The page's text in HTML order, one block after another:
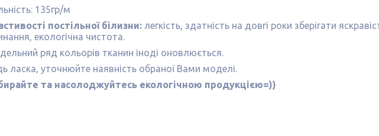
135гр/м
постільної білизни: легкість, здатність на довгі роки зберігати
екологічна чистота.
ряд кольорів тканин іноді оновлюється.
ласка, уточнюйте наявність обраної Вами моделі.
та насолоджуйтесь екологічною продукцією=))